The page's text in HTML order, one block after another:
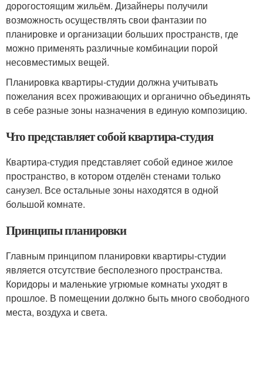
дорогостоящим жильём. Дизайнеры получили
возможность осуществлять свои фантазии по
планировке и организации больших пространств, где
можно применять различные комбинации порой
несовместимых вещей.
Планировка квартиры-студии должна учитывать
пожелания всех проживающих и органично объединять
в себе разные зоны назначения в единую композицию.
Что представляет собой квартира-студия
Квартира-студия представляет собой единое жилое
пространство, в котором отделён стенами только
санузел. Все остальные зоны находятся в одной
большой комнате.
Принципы планировки
Главным принципом планировки квартиры-студии
является отсутствие бесполезного пространства.
Коридоры и маленькие угрюмые комнаты уходят в
прошлое. В помещении должно быть много свободного
места, воздуха и света.